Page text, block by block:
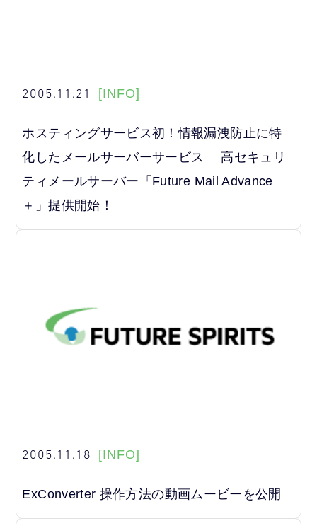
2005.11.21 [INFO]
ホスティングサービス初！情報漏洩防止に特
化したメールサーバーサービス 高セキュリ
ティメールサーバー「Future Mail Advance
＋」提供開始！
2005.11.18 [INFO]
ExConverter 操作方法の動画ムービーを公開